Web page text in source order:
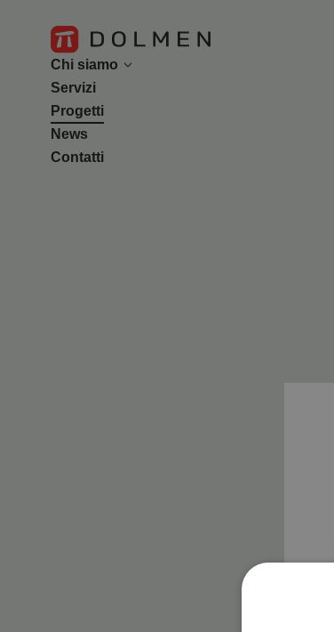
Chi siamo
L’azienda
Il team
Servizi
Progetti
News
Contatti